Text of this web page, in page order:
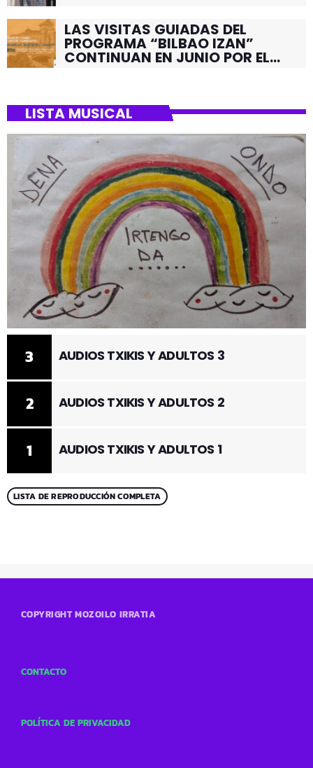
LAS VISITAS GUIADAS DEL
PROGRAMA “BILBAO IZAN”
CONTINUAN EN JUNIO POR EL
LISTA MUSICAL
1 AUDIOS TXIKIS Y ADULTOS 1
2 AUDIOS TXIKIS Y ADULTOS 2
3 AUDIOS TXIKIS Y ADULTOS 3
LISTA DE REPRODUCCIÓN COMPLETA
COPYRIGHT MOZOILO IRRATIA
CONTACTO
POLÍTICA DE PRIVACIDAD